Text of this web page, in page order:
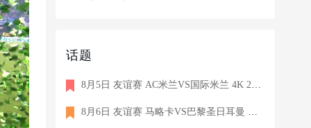
话题
8月5日 友谊赛 AC米兰VS国际米兰 4K 2160P 荷语 ZIGGO HD 19G TS
8月6日 友谊赛 马略卡VS巴黎圣日耳曼 1080 SKY 德语 6.9G TS